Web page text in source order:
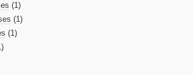
(1)
(1)
(1)